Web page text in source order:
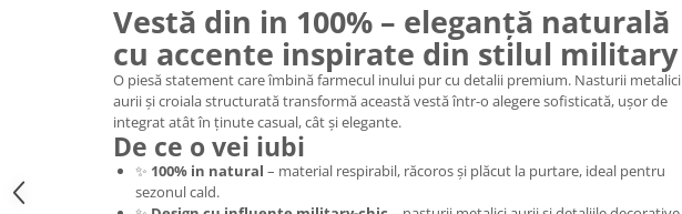
Vestă din in 100% – eleganță naturală
cu accente inspirate din stilul military
O piesă statement care îmbină farmecul inului pur cu detalii premium. Nasturii metalici
aurii și croiala structurată transformă această vestă într-o alegere sofisticată, ușor de
integrat atât în ținute casual, cât și elegante.
De ce o vei iubi
✨ 100% in natural – material respirabil, răcoros și plăcut la purtare, ideal pentru
sezonul cald.